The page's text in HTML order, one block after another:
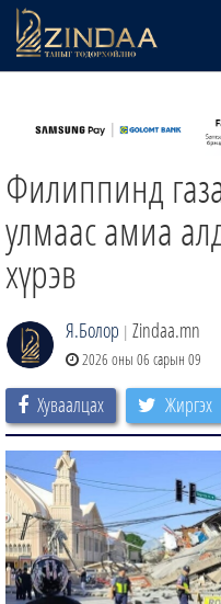
ТВ8
ӨГЛӨӨНИЙ СОНИН
ЗИНДАА СЭТГҮҮЛ
Филиппинд
улмаас амиа
хүрэв
Я.Болор | Zindaa.mn
2026 оны 06 сарын 09
Хуваалцах Жиргэх